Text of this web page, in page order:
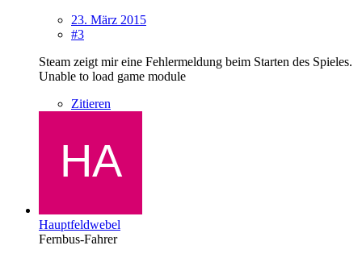
23. März 2015
#3
Steam zeigt mir eine Fehlermeldung beim Starten des Spieles.
Unable to load game module
Zitieren
Hauptfeldwebel
Fernbus-Fahrer